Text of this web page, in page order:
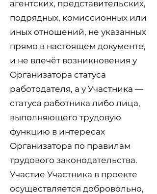
агентских, представительских,
подрядных, комиссионных или
иных отношений, не указанных
прямо в настоящем документе,
и не влечёт возникновения у
Организатора статуса
работодателя, а у Участника —
статуса работника либо лица,
выполняющего трудовую
функцию в интересах
Организатора по правилам
трудового законодательства.
Участие Участника в проекте
осуществляется добровольно,